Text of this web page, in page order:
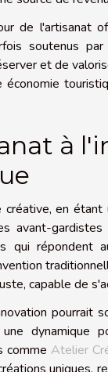
de l'artisanat
soutenus
et de
à
en
avant-
qui répondent
capable de
pourrait
dynamique
comme Atelier